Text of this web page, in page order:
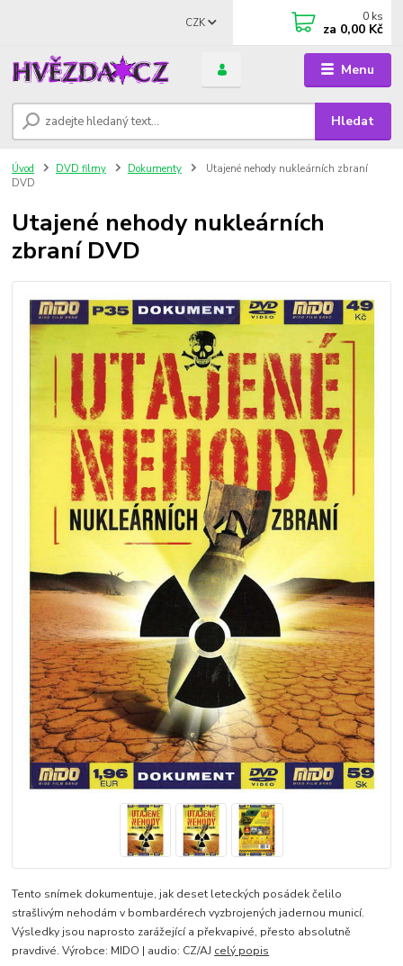
Menu
CZK
Hledat
0 ks
za 0,00 Kč
Úvod DVD filmy Dokumenty
Utajené nehody nukleárních zbraní
DVD
Utajené nehody nukleárních
zbraní DVD
Tento snímek dokumentuje, jak deset leteckých posádek čelilo
strašlivým nehodám v bombardérech vyzbrojených jadernou municí.
Výsledky jsou naprosto zarážející a překvapivé, přesto absolutně
pravdivé. Výrobce: MIDO | audio: CZ/AJ celý popis